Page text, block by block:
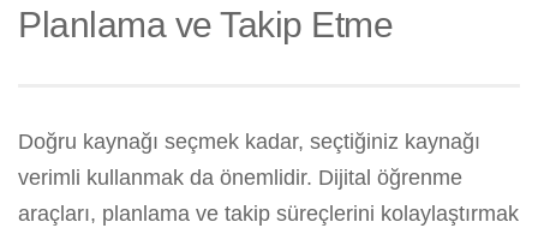
Planlama ve Takip Etme
Doğru kaynağı seçmek kadar, seçtiğiniz kaynağı
verimli kullanmak da önemlidir. Dijital öğrenme
araçları, planlama ve takip süreçlerini kolaylaştırmak